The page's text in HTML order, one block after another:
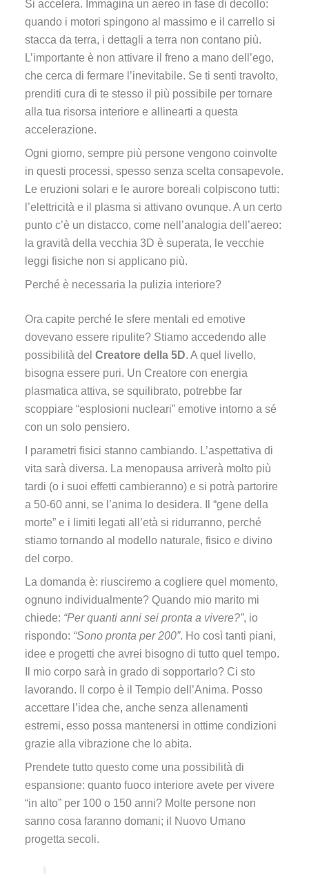
Si accelera. Immagina un aereo in fase di decollo:
quando i motori spingono al massimo e il carrello si
stacca da terra, i dettagli a terra non contano più.
L’importante è non attivare il freno a mano dell’ego,
che cerca di fermare l’inevitabile. Se ti senti travolto,
prenditi cura di te stesso il più possibile per tornare
alla tua risorsa interiore e allinearti a questa
accelerazione.
Ogni giorno, sempre più persone vengono coinvolte
in questi processi, spesso senza scelta consapevole.
Le eruzioni solari e le aurore boreali colpiscono tutti:
l’elettricità e il plasma si attivano ovunque. A un certo
punto c’è un distacco, come nell’analogia dell’aereo:
la gravità della vecchia 3D è superata, le vecchie
leggi fisiche non si applicano più.
Perché è necessaria la pulizia interiore?
Ora capite perché le sfere mentali ed emotive
dovevano essere ripulite? Stiamo accedendo alle
possibilità del Creatore della 5D. A quel livello,
bisogna essere puri. Un Creatore con energia
plasmatica attiva, se squilibrato, potrebbe far
scoppiare “esplosioni nucleari” emotive intorno a sé
con un solo pensiero.
I parametri fisici stanno cambiando. L’aspettativa di
vita sarà diversa. La menopausa arriverà molto più
tardi (o i suoi effetti cambieranno) e si potrà partorire
a 50-60 anni, se l’anima lo desidera. Il “gene della
morte” e i limiti legati all’età si ridurranno, perché
stiamo tornando al modello naturale, fisico e divino
del corpo.
La domanda è: riusciremo a cogliere quel momento,
ognuno individualmente? Quando mio marito mi
chiede: “Per quanti anni sei pronta a vivere?”, io
rispondo: “Sono pronta per 200”. Ho così tanti piani,
idee e progetti che avrei bisogno di tutto quel tempo.
Il mio corpo sarà in grado di sopportarlo? Ci sto
lavorando. Il corpo è il Tempio dell’Anima. Posso
accettare l’idea che, anche senza allenamenti
estremi, esso possa mantenersi in ottime condizioni
grazie alla vibrazione che lo abita.
Prendete tutto questo come una possibilità di
espansione: quanto fuoco interiore avete per vivere
“in alto” per 100 o 150 anni? Molte persone non
sanno cosa faranno domani; il Nuovo Umano
progetta secoli.